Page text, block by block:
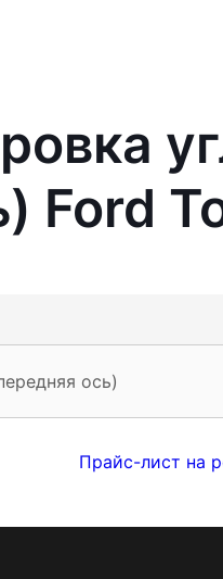
Ford
ось)
Прайс-лист на